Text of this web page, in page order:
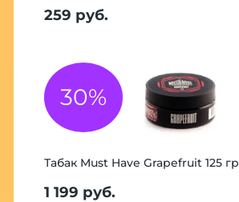
259 руб.
30%
Табак Must Have Grapefruit 125
1 199 руб.